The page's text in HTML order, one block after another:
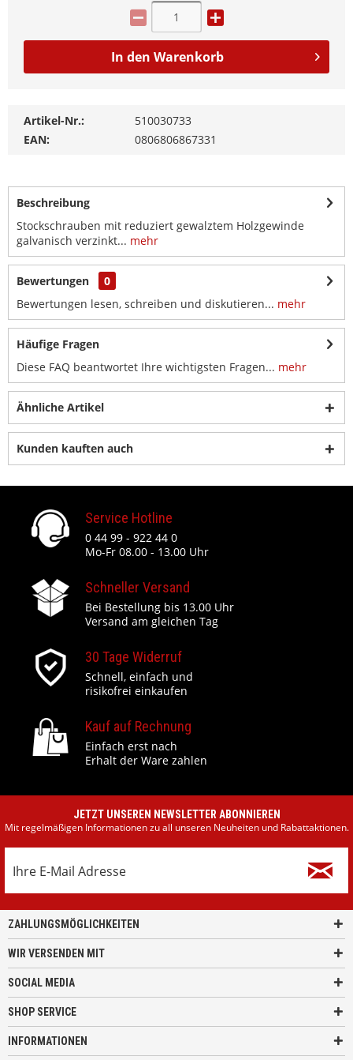
In den Warenkorb
Artikel-Nr.:
510030733
EAN:
0806806867331
Beschreibung
Stockschrauben mit reduziert gewalztem Holzgewinde
galvanisch verzinkt... mehr
Bewertungen
0
Bewertungen lesen, schreiben und diskutieren... mehr
Häufige Fragen
Diese FAQ beantwortet Ihre wichtigsten Fragen... mehr
Ähnliche Artikel
Kunden kauften auch
Service Hotline
0 44 99 - 922 44 0
Mo-Fr 08.00 - 13.00 Uhr
Schneller Versand
Bei Bestellung bis 13.00 Uhr
Versand am gleichen Tag
30 Tage Widerruf
Schnell, einfach und
risikofrei einkaufen
Kauf auf Rechnung
Einfach erst nach
Erhalt der Ware zahlen
JETZT UNSEREN NEWSLETTER ABONNIEREN
Mit regelmäßigen Informationen zu all unseren Neuheiten und Rabattaktionen.
ZAHLUNGSMÖGLICHKEITEN
WIR VERSENDEN MIT
SOCIAL MEDIA
SHOP SERVICE
INFORMATIONEN